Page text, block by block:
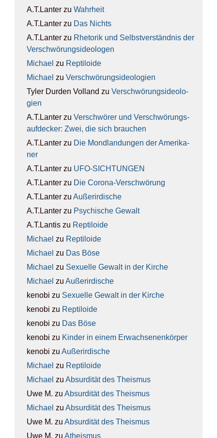
A.T.Lanter zu Wahr­heit
A.T.Lanter zu Das Nichts
A.T.Lanter zu Rhe­to­rik und Selbst­ver­ständ­nis der
Ver­schwö­rungs­ideo­lo­gen
Michael zu Rep­ti­lo­ide
Michael zu Ver­schwö­rungs­ideo­lo­gien
Tyler Durden Volland zu Ver­schwö­rungs­ideo­lo­
gien
A.T.Lanter zu Ver­schwö­rer und Ver­schwö­rungs­
auf­de­cker: Zwei, die sich brau­chen
A.T.Lanter zu Die Mond­lan­dun­gen der Ame­ri­ka­
ner
A.T.Lanter zu UFO-SICH­TUN­GEN
A.T.Lanter zu Die Coro­na-Ver­schwö­rung
A.T.Lanter zu Außer­ir­di­sche
A.T.Lanter zu Psy­chi­sche Gewalt
A.T.Lantis zu Rep­ti­lo­ide
Michael zu Rep­ti­lo­ide
Michael zu Das Böse
Michael zu Sexu­el­le Gewalt in der Kir­che
Michael zu Außer­ir­di­sche
kenobi zu Sexu­el­le Gewalt in der Kir­che
kenobi zu Rep­ti­lo­ide
kenobi zu Das Böse
kenobi zu Kin­der in einem Erwach­se­nen­kör­per
kenobi zu Außer­ir­di­sche
Michael zu Rep­ti­lo­ide
Michael zu Absur­di­tät des The­is­mus
Uwe M. zu Absur­di­tät des The­is­mus
Michael zu Absur­di­tät des The­is­mus
Uwe M. zu Absur­di­tät des The­is­mus
Uwe M. zu Athe­is­mus